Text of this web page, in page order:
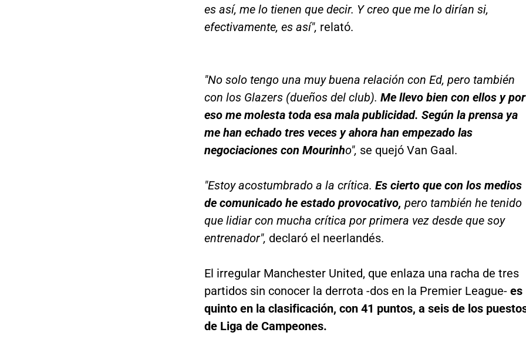
es así, me lo tienen que decir. Y creo que me lo dirían si,
efectivamente, es así", relató.
"No solo tengo una muy buena relación con Ed, pero también
con los Glazers (dueños del club). Me llevo bien con ellos y por
eso me molesta toda esa mala publicidad. Según la prensa ya
me han echado tres veces y ahora han empezado las
negociaciones con Mourinho", se quejó Van Gaal.
"Estoy acostumbrado a la crítica. Es cierto que con los medios
de comunicado he estado provocativo, pero también he tenido
que lidiar con mucha crítica por primera vez desde que soy
entrenador", declaró el neerlandés.
El irregular Manchester United, que enlaza una racha de tres
partidos sin conocer la derrota -dos en la Premier League-es
quinto en la clasificación, con 41 puntos, a seis de los
de Liga de Campeones.